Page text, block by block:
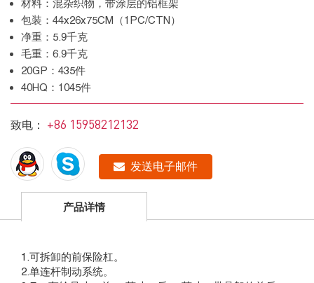
材料：混杂织物，带涂层的铝框架
包装：44x26x75CM（1PC/CTN）
净重：5.9千克
毛重：6.9千克
20GP：435件
40HQ：1045件
致电： +86 15958212132
发送电子邮件
产品详情
1.可拆卸的前保险杠。
2.单连杆制动系统。